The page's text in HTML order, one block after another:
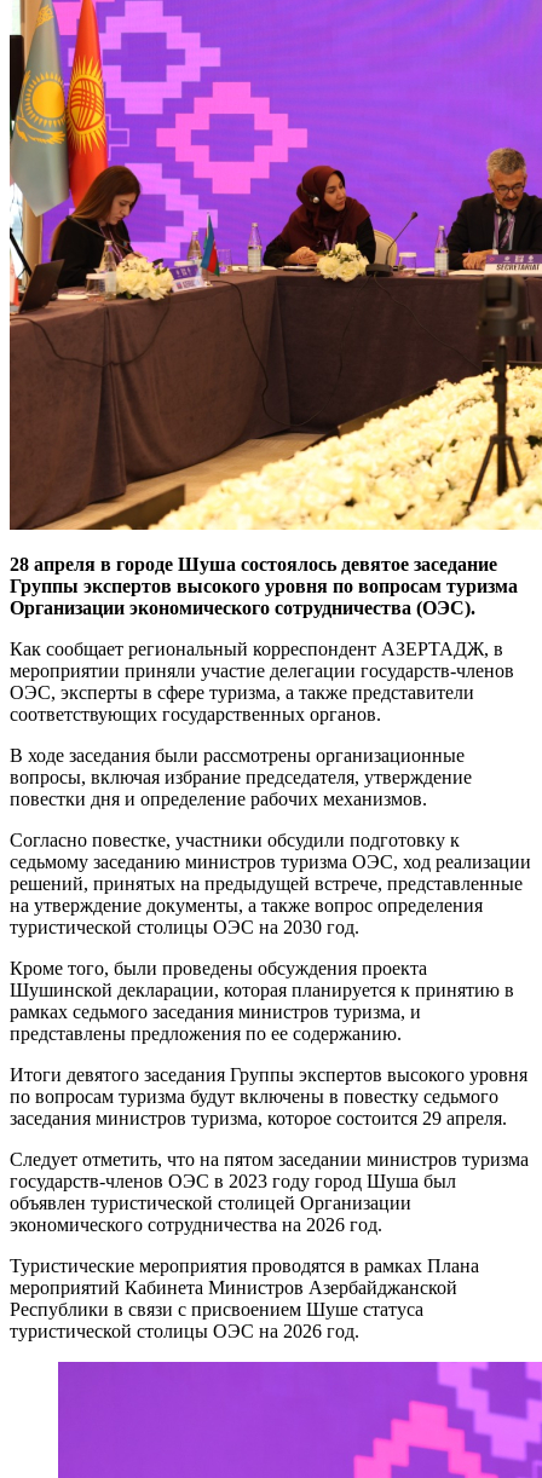
28 апреля в городе Шуша состоялось девятое заседание
Группы экспертов высокого уровня по вопросам туризма
Организации экономического сотрудничества (ОЭС).
Как сообщает региональный корреспондент АЗЕРТАДЖ, в
мероприятии приняли участие делегации государств-членов
ОЭС, эксперты в сфере туризма, а также представители
соответствующих государственных органов.
В ходе заседания были рассмотрены организационные
вопросы, включая избрание председателя, утверждение
повестки дня и определение рабочих механизмов.
Согласно повестке, участники обсудили подготовку к
седьмому заседанию министров туризма ОЭС, ход реализации
решений, принятых на предыдущей встрече, представленные
на утверждение документы, а также вопрос определения
туристической столицы ОЭС на 2030 год.
Кроме того, были проведены обсуждения проекта
Шушинской декларации, которая планируется к принятию в
рамках седьмого заседания министров туризма, и
представлены предложения по ее содержанию.
Итоги девятого заседания Группы экспертов высокого уровня
по вопросам туризма будут включены в повестку седьмого
заседания министров туризма, которое состоится 29 апреля.
Следует отметить, что на пятом заседании министров туризма
государств-членов ОЭС в 2023 году город Шуша был
объявлен туристической столицей Организации
экономического сотрудничества на 2026 год.
Туристические мероприятия проводятся в рамках Плана
мероприятий Кабинета Министров Азербайджанской
Республики в связи с присвоением Шуше статуса
туристической столицы ОЭС на 2026 год.